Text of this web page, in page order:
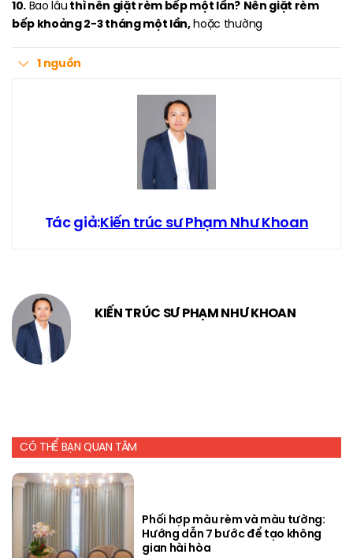
10.Bao lâuthì nên giặt rèm bếp một lần? Nên giặt rèm
bếp khoảng 2-3 tháng một lần,hoặc thường
1 nguồn
Tác giả:Kiến trúc sư Phạm Như Khoan
KIẾN TRÚC SƯ PHẠM NHƯ KHOAN
CÓ THỂ BẠN QUAN TÂM
Phối hợp màu rèm và màu tường:
Hướng dẫn 7 bước để tạo không
gian hài hòa